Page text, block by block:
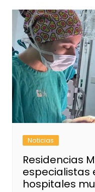
Noticias
Residencias
especialistas
hospitales